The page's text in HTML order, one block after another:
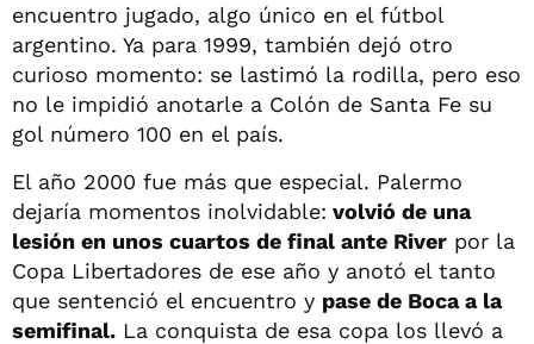
encuentro jugado, algo único en el fútbol
argentino. Ya para 1999, también dejó otro
curioso momento: se lastimó la rodilla, pero eso
no le impidió anotarle a Colón de Santa Fe su
gol número 100 en el país.
El año 2000 fue más que especial. Palermo
dejaría momentos inolvidable: volvió de una
lesión en unos cuartos de final ante River por la
Copa Libertadores de ese año y anotó el tanto
que sentenció el encuentro y pase de Boca a la
semifinal. La conquista de esa copa los llevó a